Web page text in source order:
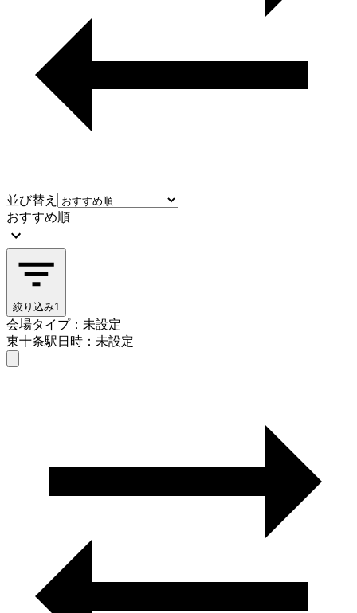
並び替え
おすすめ順
絞り込み1
会場タイプ：未設定
東十条駅日時：未設定